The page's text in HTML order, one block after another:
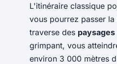
L'itinéraire classique
vous pourrez passer
traverse des paysages
grimpant, vous
environ 3 000 mètres